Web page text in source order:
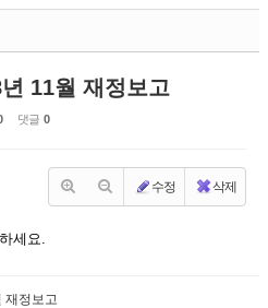
11월 재정보고
댓글 0
수정 삭제
세요.
재정보고
케치북5
치북5